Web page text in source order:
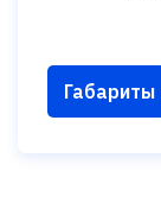
Габариты